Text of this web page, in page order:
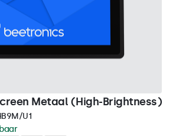
Metaal (High-Brightness)
U1